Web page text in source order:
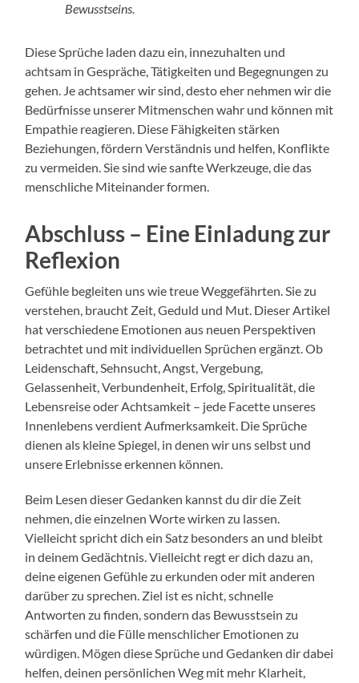
Bewusstseins.
Diese Sprüche laden dazu ein, innezuhalten und
achtsam in Gespräche, Tätigkeiten und Begegnungen zu
gehen. Je achtsamer wir sind, desto eher nehmen wir die
Bedürfnisse unserer Mitmenschen wahr und können mit
Empathie reagieren. Diese Fähigkeiten stärken
Beziehungen, fördern Verständnis und helfen, Konflikte
zu vermeiden. Sie sind wie sanfte Werkzeuge, die das
menschliche Miteinander formen.
Abschluss – Eine Einladung zur
Reflexion
Gefühle begleiten uns wie treue Weggefährten. Sie zu
verstehen, braucht Zeit, Geduld und Mut. Dieser Artikel
hat verschiedene Emotionen aus neuen Perspektiven
betrachtet und mit individuellen Sprüchen ergänzt. Ob
Leidenschaft, Sehnsucht, Angst, Vergebung,
Gelassenheit, Verbundenheit, Erfolg, Spiritualität, die
Lebensreise oder Achtsamkeit – jede Facette unseres
Innenlebens verdient Aufmerksamkeit. Die Sprüche
dienen als kleine Spiegel, in denen wir uns selbst und
unsere Erlebnisse erkennen können.
Beim Lesen dieser Gedanken kannst du dir die Zeit
nehmen, die einzelnen Worte wirken zu lassen.
Vielleicht spricht dich ein Satz besonders an und bleibt
in deinem Gedächtnis. Vielleicht regt er dich dazu an,
deine eigenen Gefühle zu erkunden oder mit anderen
darüber zu sprechen. Ziel ist es nicht, schnelle
Antworten zu finden, sondern das Bewusstsein zu
schärfen und die Fülle menschlicher Emotionen zu
würdigen. Mögen diese Sprüche und Gedanken dir dabei
helfen, deinen persönlichen Weg mit mehr Klarheit,